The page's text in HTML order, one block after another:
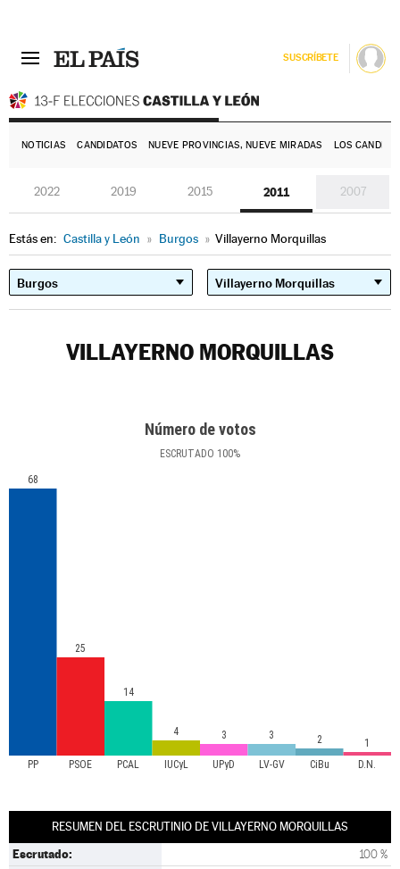
SUSCRÍBETE
NOTICIAS CANDIDATOS NUEVE PROVINCIAS, NUEVE MIRADAS LOS
2022 2019 2015 2011 2007
Estás en: Castilla y León » Burgos » Villayerno Morquillas
VILLAYERNO MORQUILLAS
Número de votos
ESCRUTADO 100%
PP PSOE PCAL IUCyL UPyD LV-GV CiBu D.N.
68
25
14
4 3 3 2 1
RESUMEN DEL ESCRUTINIO DE VILLAYERNO MORQUILLAS
Escrutado: 100 %